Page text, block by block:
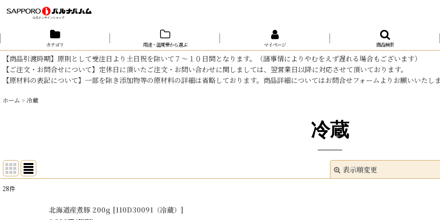
カテゴリ 用途・温度帯から選ぶ マイページ 商品検索
【商品引渡時期】原則として受注日より土日祝を除いて７～１０日間となります。（諸事情によりやむをえず遅れる場合もございます）
【ご注文・お問合せについて】定休日に頂いたご注文・お問い合わせに関しましては、翌営業日以降に対応させて頂いております。
【原材料の表記について】一部を除き添加物等の原材料の詳細は省略しております。商品詳細についてはお問合せフォームよりお願いいたしま
ホーム > 冷蔵
冷蔵
表示順変更
28件
北海道産煮豚 200g [110D30091（冷蔵） ]